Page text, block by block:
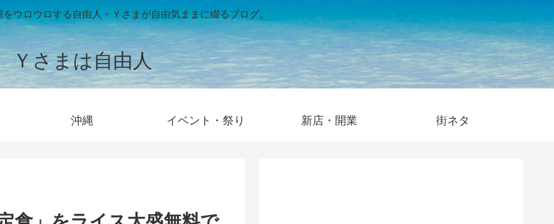
ウロウロする自由人・Ｙさまが自由気ままに綴るブログ。
Ｙさまは自由人
沖縄 イベント・祭り 新店・開業 街ネタ